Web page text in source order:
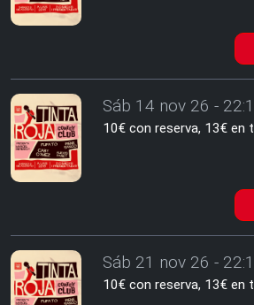
Sáb 14 nov 26 -
10€ con reserva, 13€ en
Sáb 21 nov 26 -
10€ con reserva, 13€ en